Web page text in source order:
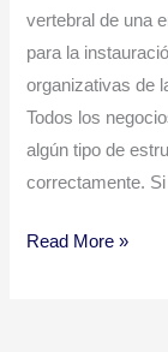
vertebral de una
para la
organizativas de
Todos los
algún tipo de
correctamente. Si
Read More »